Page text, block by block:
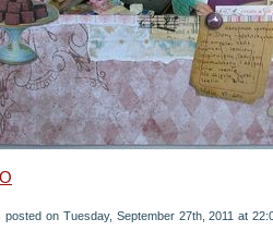
on Tuesday, September 27th, 2011 at